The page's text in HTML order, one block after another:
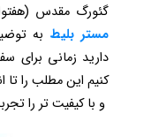
گئورگ مقدس
مستر بلیط به
دارید زمانی برای
کنیم این مطلب را تا
و با کیفیت تر را